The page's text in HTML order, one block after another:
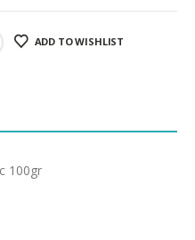
ADD TO WISHLIST
100gr